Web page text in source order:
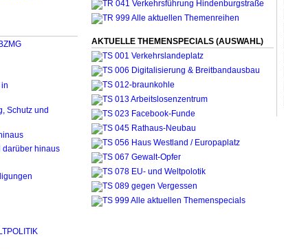
in
Schutz und
darüber hinaus
AKTUELLE THEMENSPECIALS (AUSWAHL)